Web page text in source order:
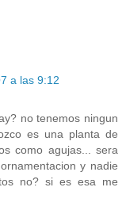
a las 9:12
no tenemos ningun
es una planta de
como agujas... sera
y nadie
no? si es esa me